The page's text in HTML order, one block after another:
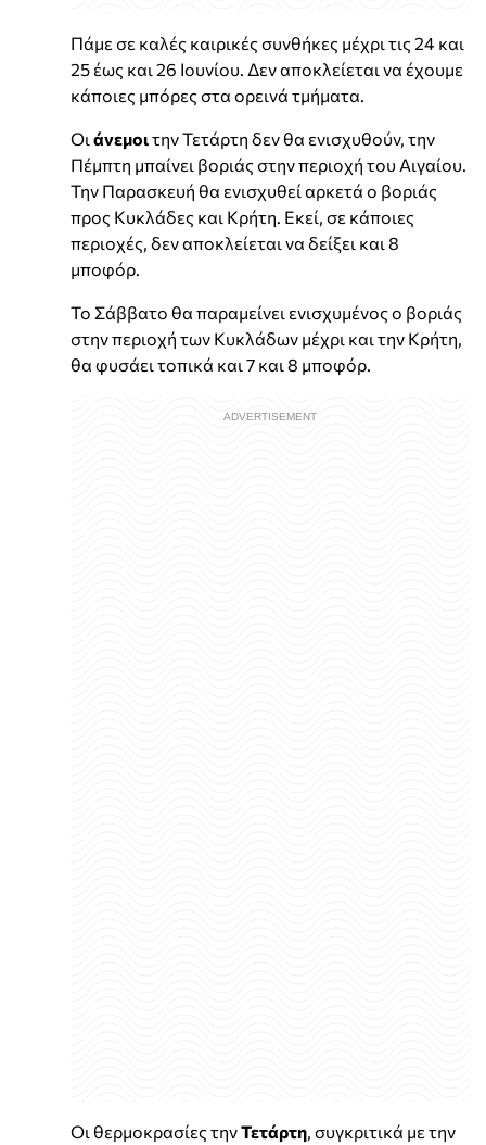
Πάμε σε καλές καιρικές συνθήκες μέχρι τις 24 και
25 έως και 26 Ιουνίου. Δεν αποκλείεται να έχουμε
κάποιες μπόρες στα ορεινά τμήματα.
Οι άνεμοιτην Τετάρτη δεν θα ενισχυθούν, την
Πέμπτη μπαίνει βοριάς στην περιοχή του Αιγαίου.
Την Παρασκευή θα ενισχυθεί αρκετά ο βοριάς
προς Κυκλάδες και Κρήτη. Εκεί, σε κάποιες
περιοχές, δεν αποκλείεται να δείξει και 8
μποφόρ.
Το Σάββατο θα παραμείνει ενισχυμένος ο βοριάς
στην περιοχή των Κυκλάδων μέχρι και την Κρήτη,
θα φυσάει τοπικά και 7 και 8 μποφόρ.
Οι θερμοκρασίες τηνΤετάρτη, συγκριτικά με την